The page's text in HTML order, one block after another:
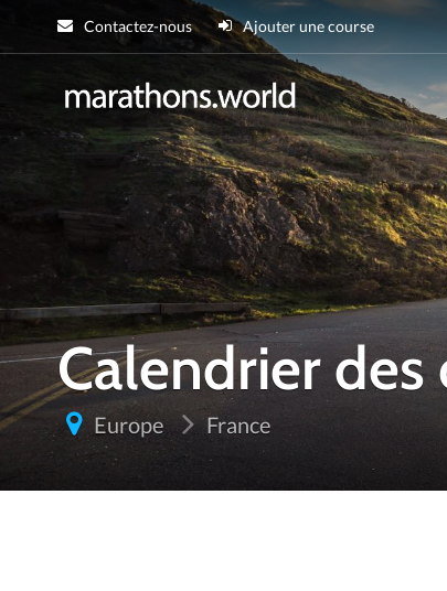
Contactez-nous Ajouter une course
Calendrier
Europe France